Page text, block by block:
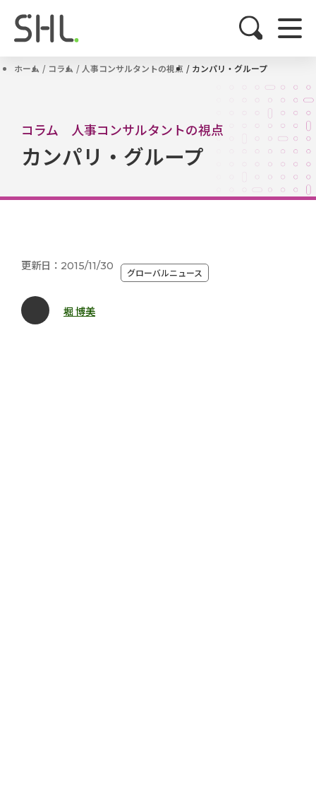
ホーム コラム 人事コンサルタントの視点 カンパリ・グループ
コラム 人事コンサルタントの視点
カンパリ・グループ
更新日：2015/11/30
グローバルニュース
堀 博美